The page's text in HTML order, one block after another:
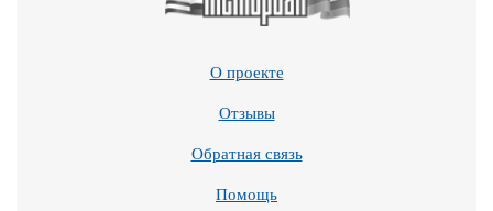
О проекте
Отзывы
Обратная связь
Помощь